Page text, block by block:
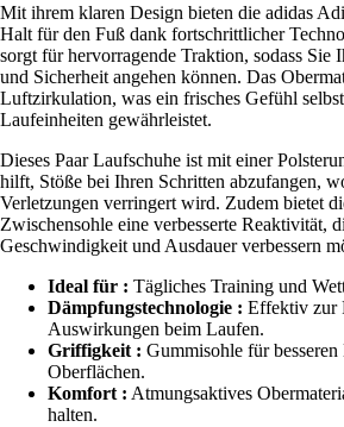
Mit ihrem klaren Design bieten die adidas
Halt für den Fuß dank fortschrittlicher
sorgt für hervorragende Traktion, sodass Sie
und Sicherheit angehen können. Das
Luftzirkulation, was ein frisches Gefühl
Laufeinheiten gewährleistet.
Dieses Paar Laufschuhe ist mit einer
hilft, Stöße bei Ihren Schritten abzufangen,
Verletzungen verringert wird. Zudem bietet
Zwischensohle eine verbesserte Reaktivität,
Geschwindigkeit und Ausdauer verbessern
Ideal für : Tägliches Training und
Dämpfungstechnologie : Effektiv zur
Auswirkungen beim Laufen.
Griffigkeit : Gummisohle für
Oberflächen.
Komfort : Atmungsaktives
halten.